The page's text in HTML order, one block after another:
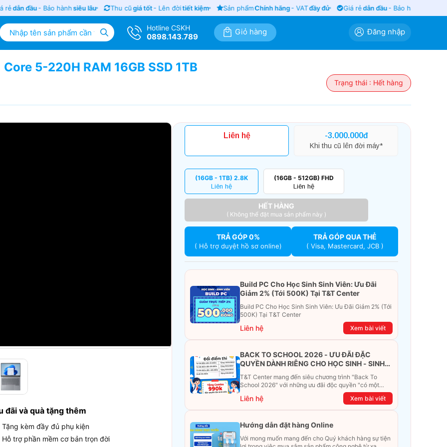
dẫn đầu- Bảo hànhsiêu lâu Thu cũ giá tốt- Lên đời tiết kiệm Sản phẩmChính hãng- VATđầy đủ Giá rẻdẫn đầu- Bảo hành
Hotline CSKH
0898.143.789
Giỏ hàng Đăng nhập
5-220H RAM 16GB SSD 1TB
Trạng thái : Hết hàng
đãi và quà tặng thêm
Tặng kèm đầy đủ phụ kiện
Hỗ trợ phần mềm cơ bản trọn đời
Liên hệ -3.000.000đ
Khi thu cũ lên đời máy*
(16GB - 1TB) 2.8K
Liên hệ
(16GB - 512GB) FHD
Liên hệ
HẾT HÀNG
( Không thể đặt mua sản phẩm này )
TRẢ GÓP 0%
( Hỗ trợ duyệt hồ sơ online)
TRẢ GÓP QUA THẺ
( Visa, Mastercard, JCB )
Build PC Cho Học Sinh Sinh Viên: Ưu Đãi
Giảm 2% (Tới 500K) Tại T&T Center
Build PC Cho Học Sinh Sinh Viên: Ưu Đãi Giảm 2% (Tới
500K) Tại T&T Center
Liên hệ Xem bài viết
BACK TO SCHOOL 2026 - ƯU ĐÃI ĐẶC
QUYỀN DÀNH RIÊNG CHO HỌC SINH - SINH
T&T Center mang đến siêu chương trình "Back To
School 2026" với những ưu đãi độc quyền "có một
không hai". Đừng để chiếc ví phải "ét-ô-ét", cùng
khám phá ngay ưu đãi siêu khủng dưới đây nhé!
Liên hệ Xem bài viết
Hướng dẫn đặt hàng Online
Với mong muốn mang đến cho Quý khách hàng sự tiện